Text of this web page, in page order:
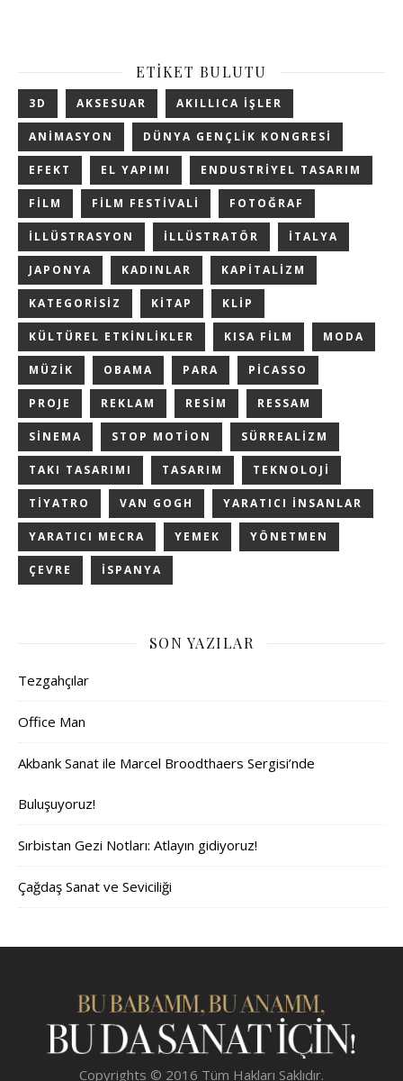
ETIKET BULUTU
3D AKSESUAR AKILLICA IŞLER
ANIMASYON DÜNYA GENÇLIK KONGRESI
EFEKT EL YAPIMI ENDUSTRIYEL TASARIM
FILM FILM FESTIVALI FOTOĞRAF
ILLÜSTRASYON ILLÜSTRATÖR ITALYA
JAPONYA KADINLAR KAPITALIZM
KATEGORISIZ KITAP KLIP
KÜLTÜREL ETKINLIKLER KISA FILM MODA
MÜZIK OBAMA PARA PICASSO
PROJE REKLAM RESIM RESSAM
SINEMA STOP MOTION SÜRREALIZM
TAKI TASARIMI TASARIM TEKNOLOJI
TIYATRO VAN GOGH YARATICI INSANLAR
YARATICI MECRA YEMEK YÖNETMEN
ÇEVRE İSPANYA
SON YAZILAR
Tezgahçılar
Office Man
Akbank Sanat ile Marcel Broodthaers Sergisi’nde
Buluşuyoruz!
Sırbistan Gezi Notları: Atlayın gidiyoruz!
Çağdaş Sanat ve Seviciliği
Copyrights © 2016 Tüm Hakları Saklıdır.